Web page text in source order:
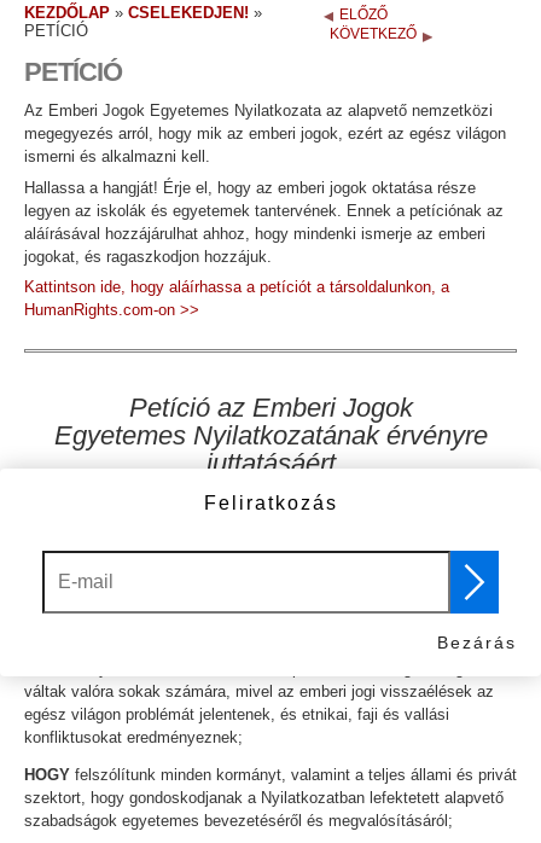
KEZDŐLAP » CSELEKEDJEN! »
PETÍCIÓ
ELŐZŐ
KÖVETKEZŐ
PETÍCIÓ
Az Emberi Jogok Egyetemes Nyilatkozata az alapvető nemzetközi
megegyezés arról, hogy mik az emberi jogok, ezért az egész világon
ismerni és alkalmazni kell.
Hallassa a hangját! Érje el, hogy az emberi jogok oktatása része
legyen az iskolák és egyetemek tantervének. Ennek a petíciónak az
aláírásával hozzájárulhat ahhoz, hogy mindenki ismerje az emberi
jogokat, és ragaszkodjon hozzájuk.
Kattintson ide, hogy aláírhassa a petíciót a társoldalunkon, a
HumanRights.com-on >>
Petíció az Emberi Jogok
Egyetemes Nyilatkozatának érvényre
juttatásáért
Mi, a petíciót aláíró polgárok ezennel kijelentjük:
Emberi Jogok Egyetemes Nyilatkozatát annak első nemzetközi
elismeréseként, hogy minden emberi lényt megilletnek alapvető jogok
és szabadságok, amelyeket a világ minden országában tiszteletben
váltak valóra sokak számára, mivel az emberi jogi visszaélések az
egész világon problémát jelentenek, és etnikai, faji és vallási
konfliktusokat eredményeznek;
HOGY felszólítunk minden kormányt, valamint a teljes állami és privát
szektort, hogy gondoskodjanak a Nyilatkozatban lefektetett alapvető
szabadságok egyetemes bevezetéséről és megvalósításáról;
Feliratkozás
Bezárás